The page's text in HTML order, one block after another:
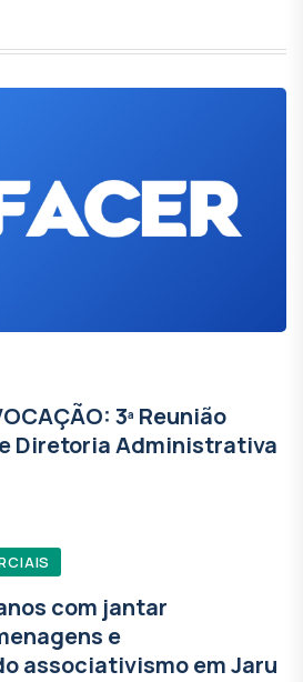
3ª Reunião
Diretoria Administrativa
com jantar
e
associativismo em Jaru